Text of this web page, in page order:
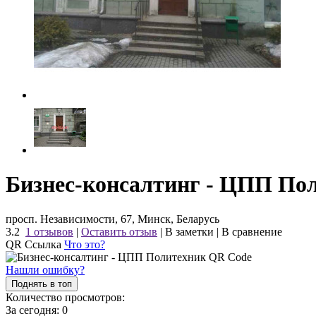
Бизнес-консалтинг - ЦПП
просп. Независимости, 67, Минск, Беларусь
3.2 1 отзывов | Оставить отзыв | В заметки | В сравнение
QR Ссылка Что это?
Нашли ошибку?
Поднять в топ
Количество просмотров:
За сегодня: 0